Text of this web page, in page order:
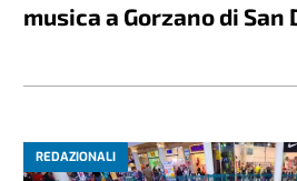
musica a Gorzano di San
REDAZIONALI